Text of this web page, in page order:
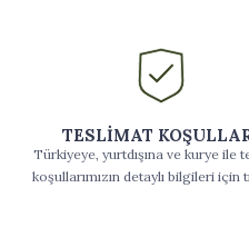
TESLİMAT
Türkiyeye, yurtdışına ve kurye ile
koşullarımızın detaylı bilgileri için